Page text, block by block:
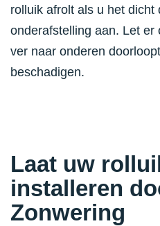
rolluik afrolt als u het dicht
onderafstelling aan. Let er
ver naar onderen
beschadigen.
Laat uw
installeren
Zonwering